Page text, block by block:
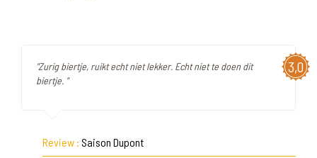
3,0
"Zurig biertje, ruikt echt niet lekker. Echt niet te doen dit
biertje. "
Review : Saison Dupont